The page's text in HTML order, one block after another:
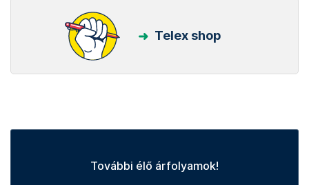
Telex shop
További élő árfolyamok!